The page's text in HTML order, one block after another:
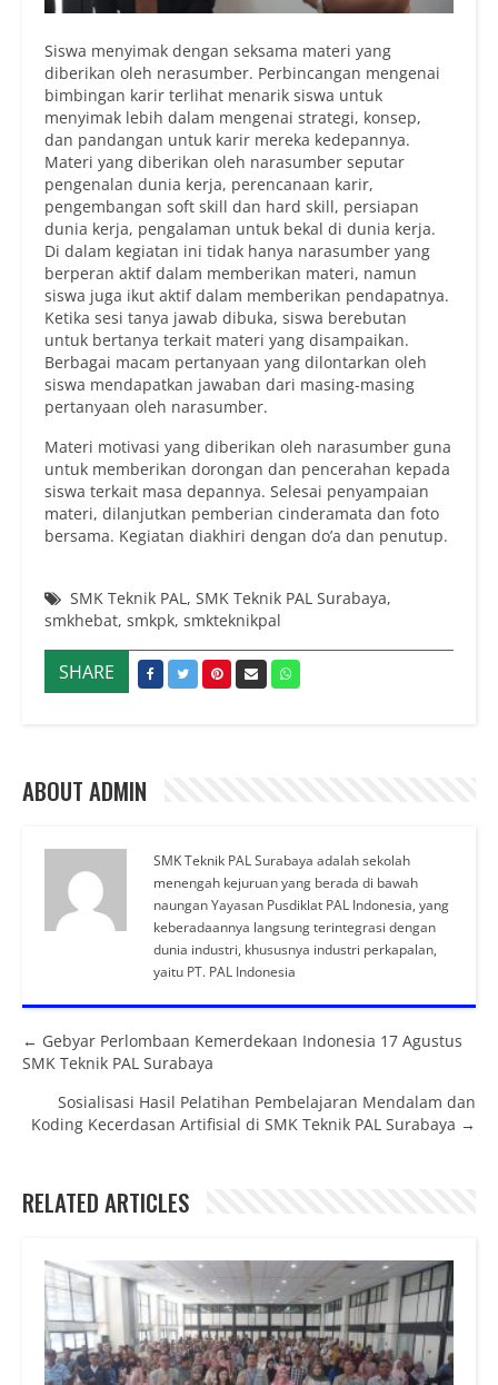
Siswa menyimak dengan seksama materi yang
diberikan oleh nerasumber. Perbincangan mengenai
bimbingan karir terlihat menarik siswa untuk
menyimak lebih dalam mengenai strategi, konsep,
dan pandangan untuk karir mereka kedepannya.
Materi yang diberikan oleh narasumber seputar
pengenalan dunia kerja, perencanaan karir,
pengembangan soft skill dan hard skill, persiapan
dunia kerja, pengalaman untuk bekal di dunia kerja.
Di dalam kegiatan ini tidak hanya narasumber yang
berperan aktif dalam memberikan materi, namun
siswa juga ikut aktif dalam memberikan pendapatnya.
Ketika sesi tanya jawab dibuka, siswa berebutan
untuk bertanya terkait materi yang disampaikan.
Berbagai macam pertanyaan yang dilontarkan oleh
siswa mendapatkan jawaban dari masing-masing
pertanyaan oleh narasumber.
Materi motivasi yang diberikan oleh narasumber guna
untuk memberikan dorongan dan pencerahan kepada
siswa terkait masa depannya. Selesai penyampaian
materi, dilanjutkan pemberian cinderamata dan foto
bersama. Kegiatan diakhiri dengan do’a dan penutup.
SMK Teknik PAL, SMK Teknik PAL Surabaya,
smkhebat, smkpk, smkteknikpal
SHARE
ABOUT ADMIN
SMK Teknik PAL Surabaya adalah sekolah
menengah kejuruan yang berada di bawah
naungan Yayasan Pusdiklat PAL Indonesia, yang
keberadaannya langsung terintegrasi dengan
dunia industri, khususnya industri perkapalan,
yaitu PT. PAL Indonesia
Posts navigation
← Gebyar Perlombaan Kemerdekaan Indonesia 17 Agustus
SMK Teknik PAL Surabaya
Sosialisasi Hasil Pelatihan Pembelajaran Mendalam dan
Koding Kecerdasan Artifisial di SMK Teknik PAL Surabaya →
RELATED ARTICLES